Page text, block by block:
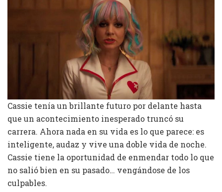
Cassie tenía un brillante futuro por delante hasta
que un acontecimiento inesperado truncó su
carrera. Ahora nada en su vida es lo que parece: es
inteligente, audaz y vive una doble vida de noche.
Cassie tiene la oportunidad de enmendar todo lo que
no salió bien en su pasado… vengándose de los
culpables.